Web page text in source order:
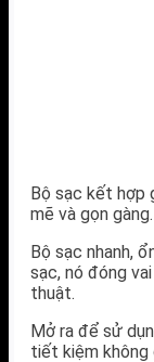
Bộ sạc kết hợp
mẽ và gọn gàng.
Bộ sạc nhanh,
sạc, nó đóng
thuật.
Mở ra để sử
tiết kiệm không